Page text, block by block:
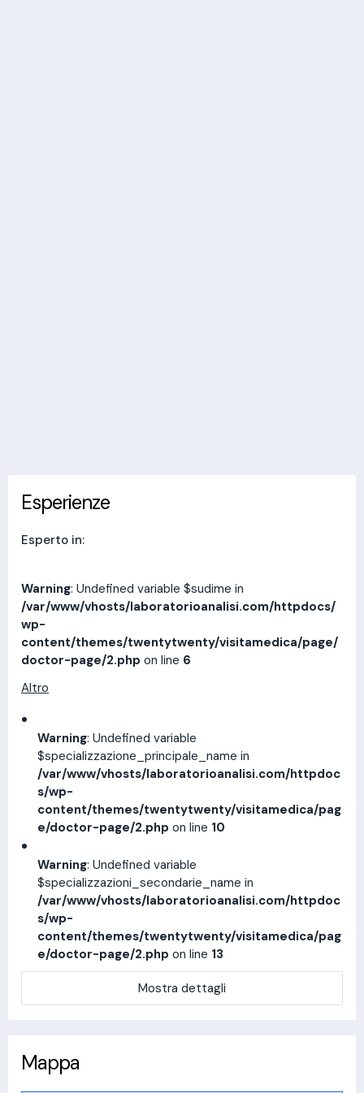
Esperienze
Esperto in:
Warning: Undefined variable $sudime in
/var/www/vhosts/laboratorioanalisi.com/httpdocs/
wp-
content/themes/twentytwenty/visitamedica/page/
doctor-page/2.php on line 6
Altro
Warning: Undefined variable
$specializzazione_principale_name in
/var/www/vhosts/laboratorioanalisi.com/httpdoc
s/wp-
content/themes/twentytwenty/visitamedica/pag
e/doctor-page/2.php on line 10
Warning: Undefined variable
$specializzazioni_secondarie_name in
/var/www/vhosts/laboratorioanalisi.com/httpdoc
s/wp-
content/themes/twentytwenty/visitamedica/pag
e/doctor-page/2.php on line 13
Mostra dettagli
Mappa